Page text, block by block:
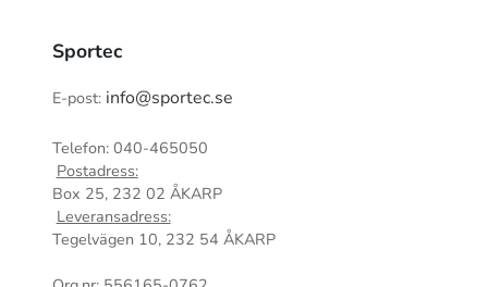
Sportec
E-post: info@sportec.se
Telefon: 040-465050
Postadress:
Box 25, 232 02 ÅKARP
Leveransadress:
Tegelvägen 10, 232 54 ÅKARP